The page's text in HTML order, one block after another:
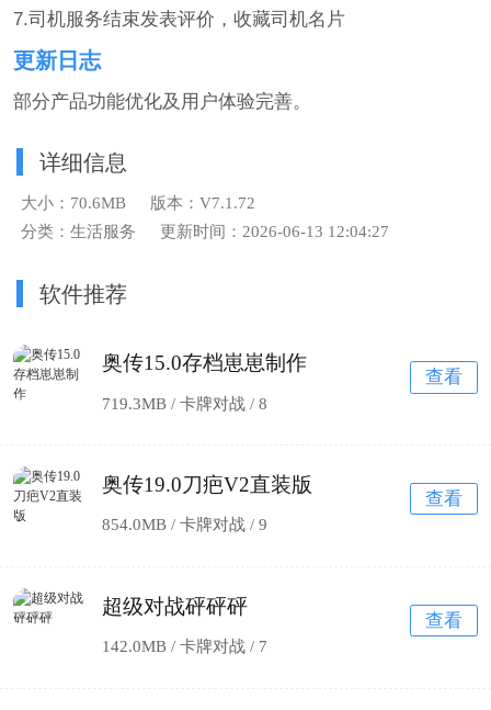
7.司机服务结束发表评价，收藏司机名片
更新日志
部分产品功能优化及用户体验完善。
详细信息
大小：70.6MB
版本：V7.1.72
分类：生活服务
更新时间：2026-06-13 12:04:27
软件推荐
奥传15.0存档崽崽制作
719.3MB / 卡牌对战 /8
查看
奥传19.0刀疤V2直装版
854.0MB / 卡牌对战 /9
查看
超级对战砰砰砰
142.0MB / 卡牌对战 / 7
查看